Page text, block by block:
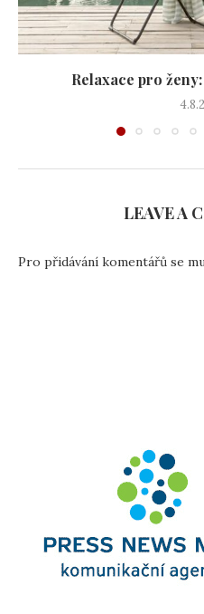
Relaxace pro
LEAVE A
Pro přidávání komentářů se